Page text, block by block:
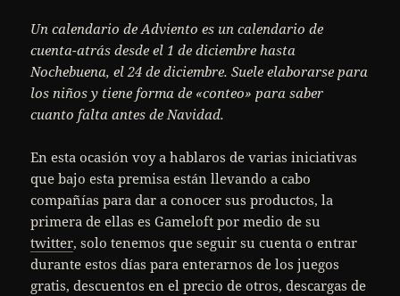
Un calendario de Adviento es un calendario de
cuenta-atrás desde el 1 de diciembre hasta
Nochebuena, el 24 de diciembre. Suele elaborarse para
los niños y tiene forma de «conteo» para saber
cuanto falta antes de Navidad.
En esta ocasión voy a hablaros de varias iniciativas
que bajo esta premisa están llevando a cabo
compañías para dar a conocer sus productos, la
primera de ellas es Gameloft por medio de su
twitter, solo tenemos que seguir su cuenta o entrar
durante estos días para enterarnos de los juegos
gratis, descuentos en el precio de otros, descargas de